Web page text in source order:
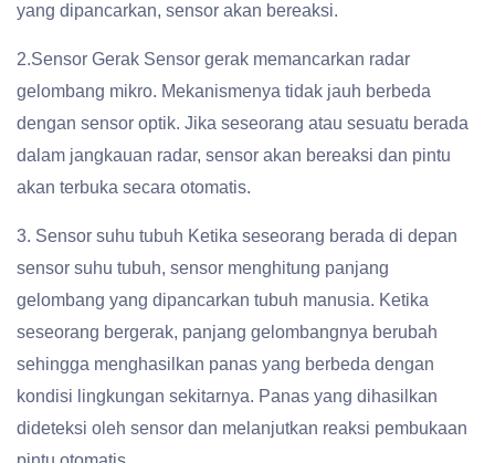
yang dipancarkan, sensor akan bereaksi.
2.Sensor Gerak Sensor gerak memancarkan radar
gelombang mikro. Mekanismenya tidak jauh berbeda
dengan sensor optik. Jika seseorang atau sesuatu berada
dalam jangkauan radar, sensor akan bereaksi dan pintu
akan terbuka secara otomatis.
3. Sensor suhu tubuh Ketika seseorang berada di depan
sensor suhu tubuh, sensor menghitung panjang
gelombang yang dipancarkan tubuh manusia. Ketika
seseorang bergerak, panjang gelombangnya berubah
sehingga menghasilkan panas yang berbeda dengan
kondisi lingkungan sekitarnya. Panas yang dihasilkan
dideteksi oleh sensor dan melanjutkan reaksi pembukaan